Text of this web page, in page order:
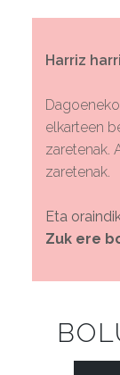
Harriz
elkarteen
zaretenak.
zaretenak.
Eta
Zuk ere